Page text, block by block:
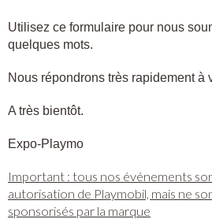
Utilisez ce formulaire pour nous
quelques mots.
Nous répondrons très rapidement à
A très bientôt.
Expo-Playmo
Important : tous nos événements
autorisation de Playmobil, mais ne
sponsorisés par la marque